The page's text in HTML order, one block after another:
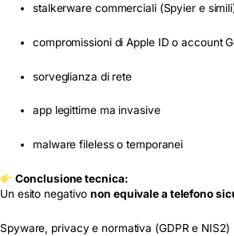
stalkerware commerciali (Spyier e
compromissioni di Apple ID o account
sorveglianza di rete
app legittime ma invasive
malware fileless o temporanei
Conclusione tecnica:
Un esito negativonon equivale a telefono
Spyware, privacy e normativa (GDPR e NIS2)